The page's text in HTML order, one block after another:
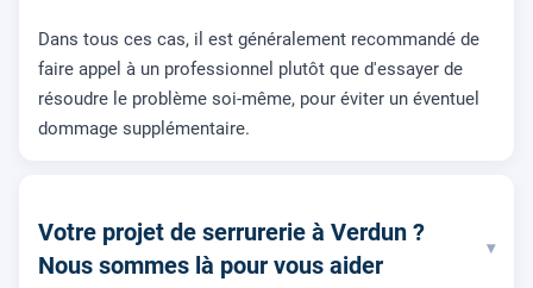
Dans tous ces cas, il est généralement recommandé de
faire appel à un professionnel plutôt que d'essayer de
résoudre le problème soi-même, pour éviter un éventuel
dommage supplémentaire.
Votre projet de serrurerie à Verdun ?
Nous sommes là pour vous aider
▾